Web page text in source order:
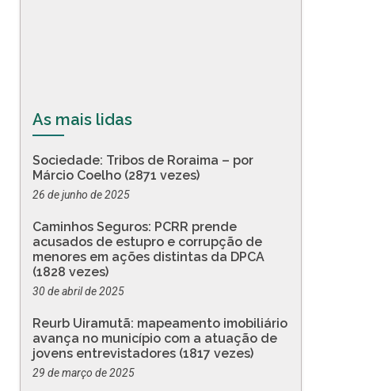
As mais lidas
Sociedade: Tribos de Roraima – por
Márcio Coelho (2871 vezes)
26 de junho de 2025
Caminhos Seguros: PCRR prende
acusados de estupro e corrupção de
menores em ações distintas da DPCA
(1828 vezes)
30 de abril de 2025
Reurb Uiramutã: mapeamento imobiliário
avança no município com a atuação de
jovens entrevistadores (1817 vezes)
29 de março de 2025